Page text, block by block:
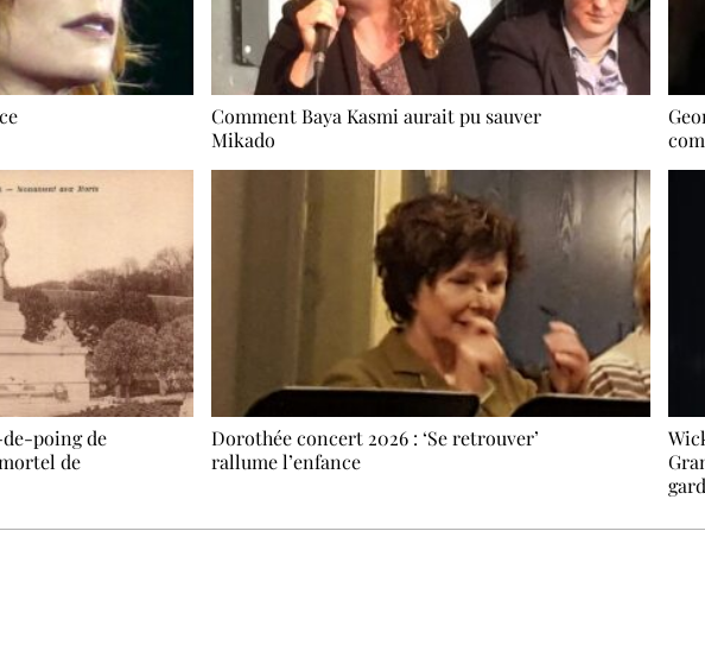
Comment Baya Kasmi aurait pu sauver
Mikado
poing de
de
Dorothée concert 2026 : ‘Se retrouver’
rallume l’enfance